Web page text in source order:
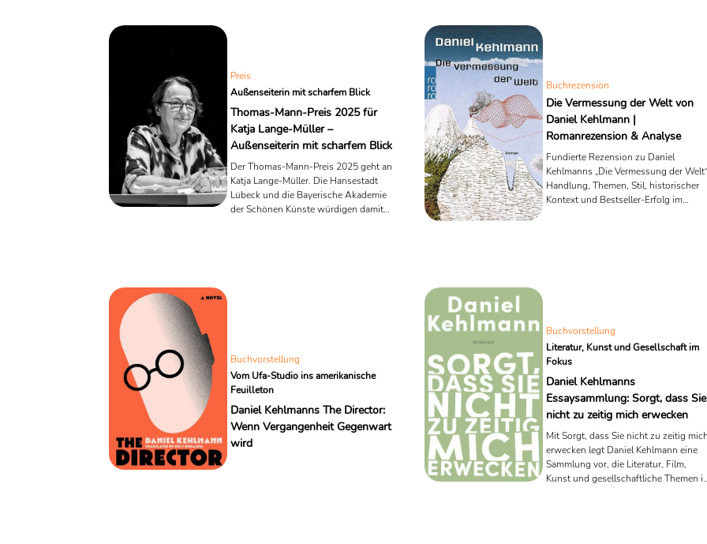
Preis
Außenseiterin mit scharfem Blick
Thomas-Mann-Preis 2025 für
Katja Lange-Müller –
Außenseiterin mit scharfem Blick
Der Thomas-Mann-Preis 2025 geht an
Katja Lange-Müller. Die Hansestadt
Lübeck und die Bayerische Akademie
der Schönen Künste würdigen damit
Buchrezension
Die Vermessung der Welt von
Daniel Kehlmann |
Romanrezension & Analyse
Fundierte Rezension zu Daniel
Kehlmanns „Die Vermessung der
Handlung, Themen, Stil, historischer
Kontext und Bestseller-Erfolg im
Buchvorstellung
Vom Ufa-Studio ins amerikanische
Feuilleton
Daniel Kehlmanns The Director:
Wenn Vergangenheit Gegenwart
wird
Buchvorstellung
Literatur, Kunst und Gesellschaft im
Fokus
Daniel Kehlmanns
Essaysammlung: Sorgt, dass Sie
nicht zu zeitig mich erwecken
Mit Sorgt, dass Sie nicht zu zeitig
erwecken legt Daniel Kehlmann eine
Sammlung vor, die Literatur, Film,
Kunst und gesellschaftliche Themen